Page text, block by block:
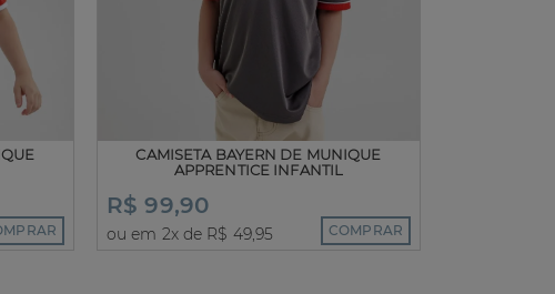
CAMISETA BAYERN DE MUNIQUE
APPRENTICE INFANTIL
R$ 99,90
ou em 2x de R$ 49,95 COMPRAR